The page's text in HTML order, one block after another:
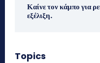
Καίνε τον κάμπο για
εξέλιξη.
Topics